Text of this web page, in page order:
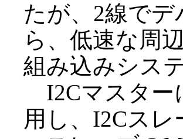
たが、2線で
ら、低速な周
組み込みシス
I2Cマスター
用し、I2Cスレ